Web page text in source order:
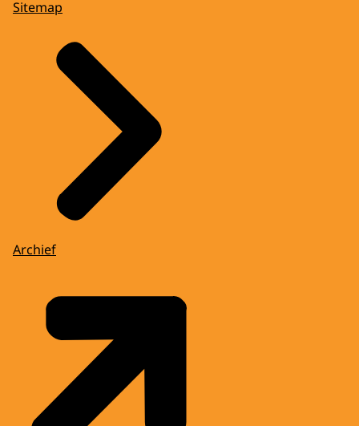
Sitemap
Archief